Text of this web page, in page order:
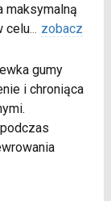
maksymalną
celu... zobacz
gumy
i chroniąca